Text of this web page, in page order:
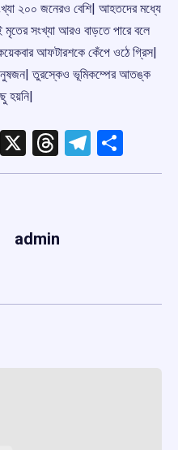
২০০ জনেরও বেশি| আহতদের মধ্যে
সংখ্যা আরও বাড়তে পারে বলে
আফটারশকে কেঁপে ওঠে গ্রিস|
তুরস্কেও ভূমিকম্পের আতঙ্ক
হয়নি|
WhatsApp
X Threads
admin